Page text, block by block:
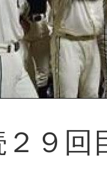
２９回